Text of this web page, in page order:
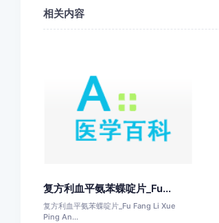
相关内容
复方利血平氨苯蝶啶片_Fu...
复方利血平氨苯蝶啶片_Fu Fang Li Xue
Ping An...